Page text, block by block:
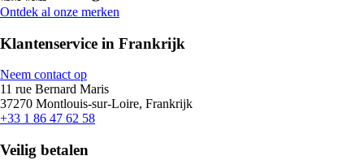
Ontdek al onze merken
Klantenservice in Frankrijk
Neem contact op
11 rue Bernard Maris
37270 Montlouis-sur-Loire, Frankrijk
+33 1 86 47 62 58
Veilig betalen